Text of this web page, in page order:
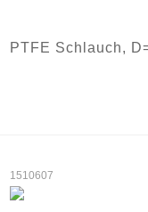
PTFE Schlauch,
1510607